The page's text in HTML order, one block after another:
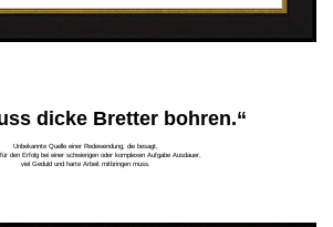
dicke Bretter bohren.“
Unbekannte Quelle einer Redewendung, die besagt,
den Erfolg bei einer schwierigen oder komplexen Aufgabe Ausdauer,
viel Geduld und harte Arbeit mitbringen muss.